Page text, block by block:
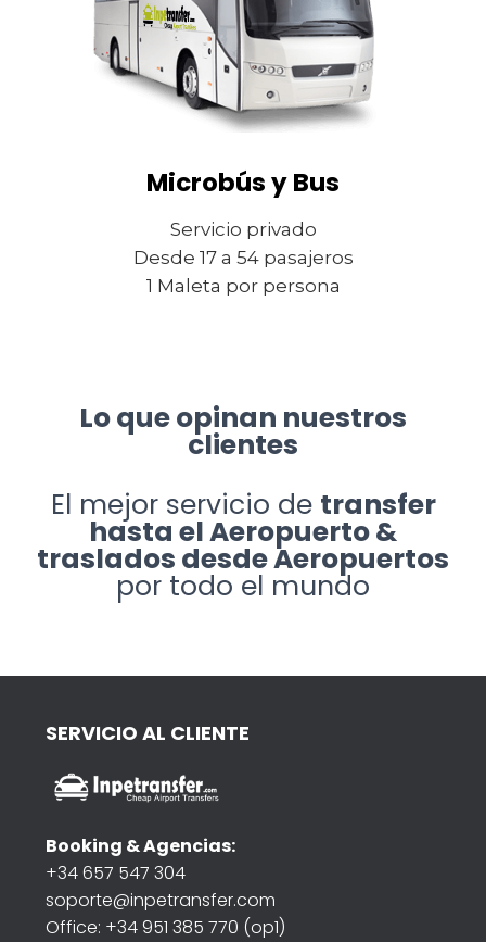
Microbús y Bus
Servicio privado
Desde 17 a 54 pasajeros
1 Maleta por persona
Lo que opinan nuestros
clientes
El mejor servicio de transfer
hasta el Aeropuerto &
traslados desde Aeropuertos
por todo el mundo
SERVICIO AL CLIENTE
Booking & Agencias:
+34 657 547 304
soporte@inpetransfer.com
Office: +34 951 385 770 (op1)